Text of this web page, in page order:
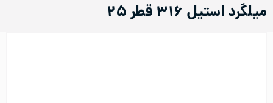
میلگرد استیل ۳۱۶ قطر ۲۵